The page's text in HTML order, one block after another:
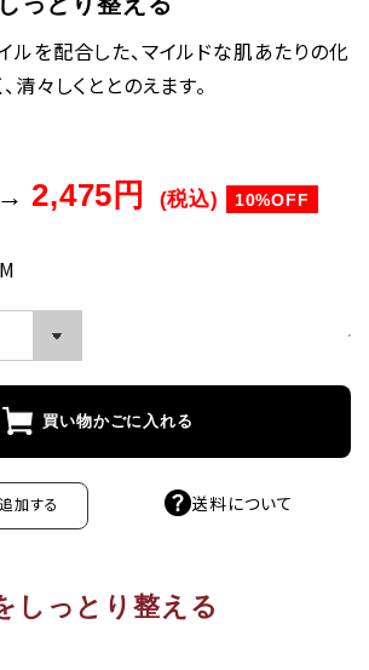
ルを配合した、マイルドな肌あたりの化
清々しくととのえます。
→2,475円 (税込) 10%OFF
買い物かごに入れる
加する 送料について
しっとり整える